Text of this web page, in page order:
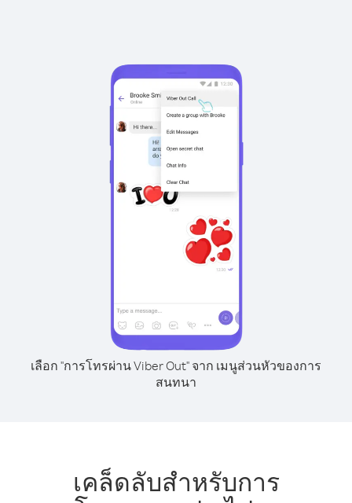
เลือก "การโทรผ่าน Viber Out" จาก เมนูส่วนหัวของการ
สนทนา
เคล็ดลับสำหรับการ